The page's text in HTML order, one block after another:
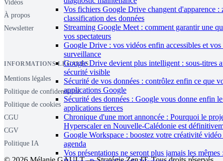
Vos fichiers Google Drive changent d'apparence :
classification des données
Streaming Google Meet : comment garantir une
vos spectateurs
Google Drive : vos vidéos enfin accessibles et vos
surveillance
Google Drive devient plus intelligent : sous-titres
sécurité visible
Sécurité de vos données : contrôlez enfin ce que
applications Google
Sécurité des données : Google vous donne enfin
applications tierces
Chronique d'une mort annoncée : Pourquoi le
Hyperscaler en Nouvelle-Calédonie est
Google Workspace : boostez votre créativité
agenda
Vos présentations ne seront plus jamais les
Vidéos
À propos
Newsletter
INFORMATIONS LÉGALES
Mentions légales
Politique de confidentialité
Politique de cookies
CGU
CGV
Politique IA